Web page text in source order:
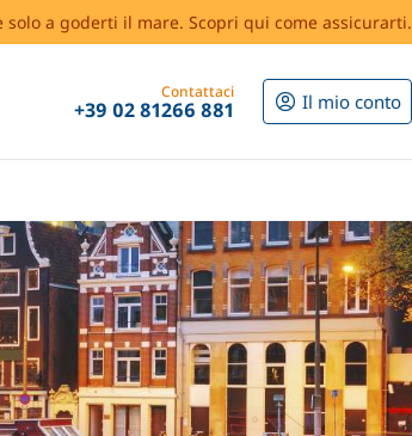
a goderti il mare. Scopri qui come assicurarti.
Contattaci
+39 02 81266 881 Il mio conto